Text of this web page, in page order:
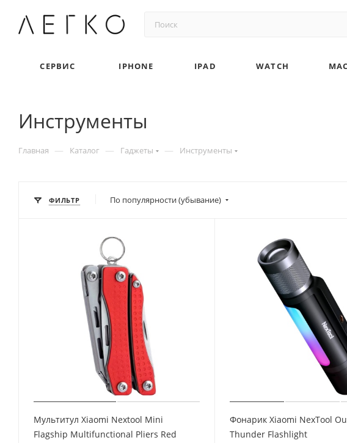
СЕРВИС IPHONE IPAD WATCH MAC
Инструменты
Главная — Каталог — Гаджеты — Инструменты
ФИЛЬТР По популярности (убывание)
Мультитул Xiaomi Nextool Mini
Flagship Multifunctional Pliers Red
Фонарик Xiaomi NexTool
Thunder Flashlight